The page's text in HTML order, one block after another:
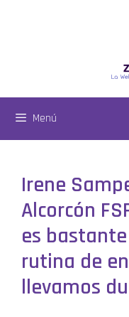
Menú
Irene
Alcorcón
es
rutina de
llevamos